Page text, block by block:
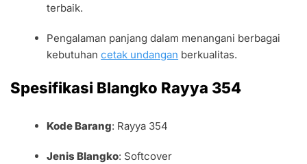
terbaik.
Pengalaman panjang dalam menangani berbagai
kebutuhancetak undangan berkualitas.
Spesifikasi Blangko Rayya 354
Kode Barang: Rayya 354
Jenis Blangko: Softcover